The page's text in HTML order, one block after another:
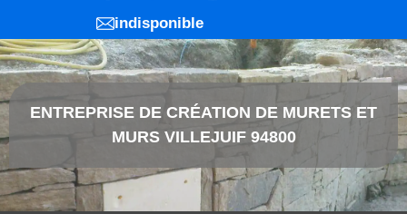
indisponible
ENTREPRISE DE CRÉATION DE MURETS ET
MURS VILLEJUIF 94800